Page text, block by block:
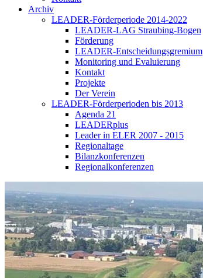
Archiv
LEADER-Förderperiode 2014-2022
LEADER-LAG Straubing-Bogen
Förderung
LEADER-Entscheidungsgremium
Monitoring und Evaluierung
Kontakt
Projekte
Der Verein
LEADER-Förderperioden bis 2013
Agenda 21
LEADERplus
Leader in ELER 2007 - 2015
Regionaltage
Bilanzkonferenzen
Regionalkonferenzen